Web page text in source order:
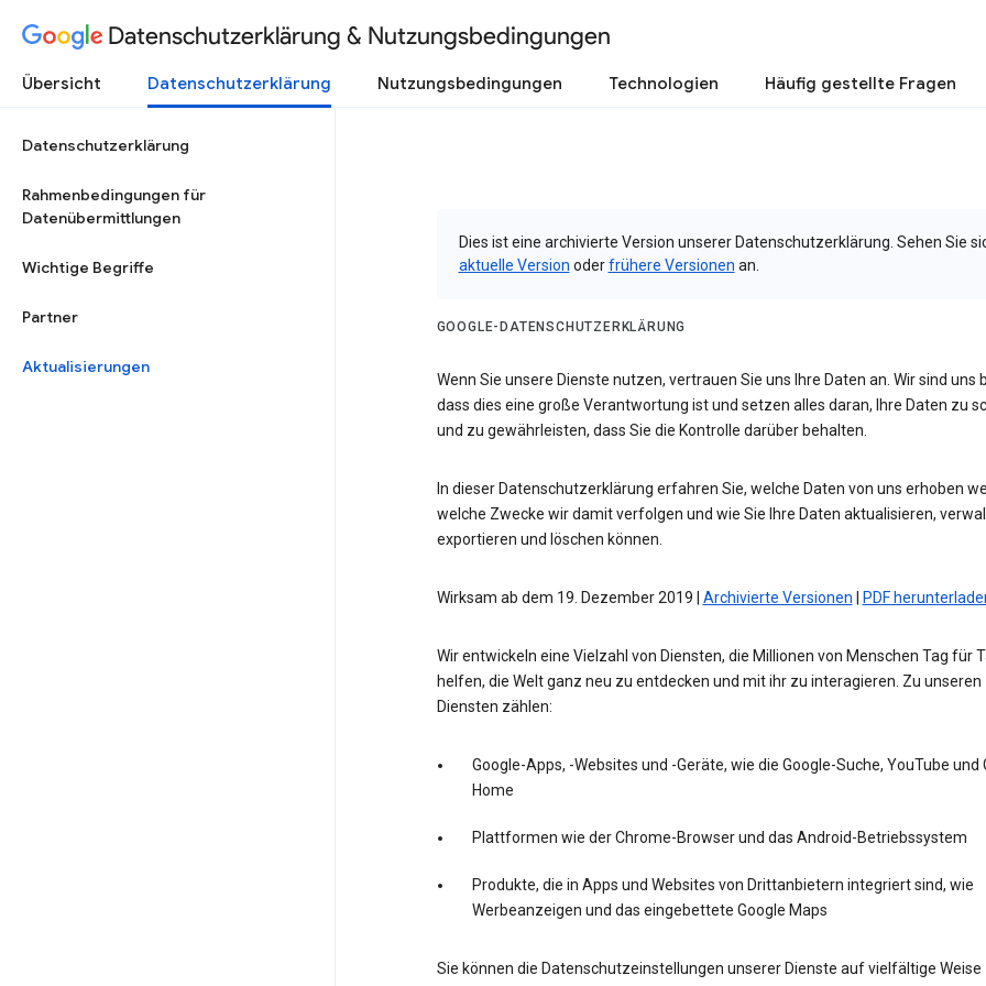
Datenschutzerklärung & Nutzungsbedingungen
Übersicht Datenschutzerklärung Nutzungsbedingungen Technologien Häufig gestellte Fragen
Datenschutzerklärung
Rahmenbedingungen für
Datenübermittlungen
Wichtige Begriffe
Partner
Aktualisierungen
Dies ist eine archivierte Version unserer Datenschutzerklärung. Sehen Sie
aktuelle Version oderfrühere Versionen an.
GOOGLE-DATENSCHUTZERKLÄRUNG
Wenn Sie unsere Dienste nutzen, vertrauen Sie uns Ihre Daten an. Wir sind uns
dass dies eine große Verantwortung ist und setzen alles daran, Ihre Daten zu
und zu gewährleisten, dass Sie die Kontrolle darüber behalten.
In dieser Datenschutzerklärung erfahren Sie, welche Daten von uns erhoben
welche Zwecke wir damit verfolgen und wie Sie Ihre Daten aktualisieren,
exportieren und löschen können.
Wirksam ab dem 19. Dezember 2019 | Archivierte Versionen PDF
Wir entwickeln eine Vielzahl von Diensten, die Millionen von Menschen Tag für
helfen, die Welt ganz neu zu entdecken und mit ihr zu interagieren. Zu unseren
Diensten zählen:
Google-Apps, -Websites und -Geräte, wie die Google-Suche, YouTube und
Home
Plattformen wie der Chrome-Browser und das Android-Betriebssystem
Produkte, die in Apps und Websites von Drittanbietern integriert sind, wie
Werbeanzeigen und das eingebettete Google Maps
Sie können die Datenschutzeinstellungen unserer Dienste auf vielfältige Weise